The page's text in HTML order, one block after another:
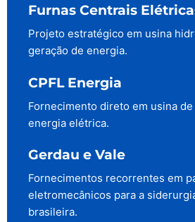
Furnas Centrais
Projeto estratégico em usina
geração de energia.
CPFL Energia
Fornecimento direto em usina
energia elétrica.
Gerdau e Vale
Fornecimentos recorrentes em
eletromecânicos para a
brasileira.